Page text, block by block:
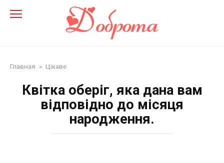
Главная » Цікаве
Квітка оберіг, яка дана вам
відповідно до місяця
народження.